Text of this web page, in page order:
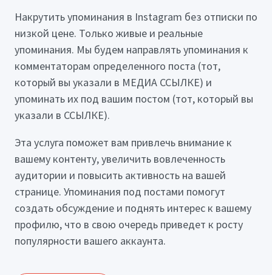
Накрутить упоминания в Instagram без отписки по
низкой цене. Только живые и реальные
упоминания. Мы будем направлять упоминания к
комментаторам определенного поста (тот,
который вы указали в МЕДИА ССЫЛКЕ) и
упоминать их под вашим постом (тот, который вы
указали в ССЫЛКЕ).
Эта услуга поможет вам привлечь внимание к
вашему контенту, увеличить вовлеченность
аудитории и повысить активность на вашей
странице. Упоминания под постами помогут
создать обсуждение и поднять интерес к вашему
профилю, что в свою очередь приведет к росту
популярности вашего аккаунта.